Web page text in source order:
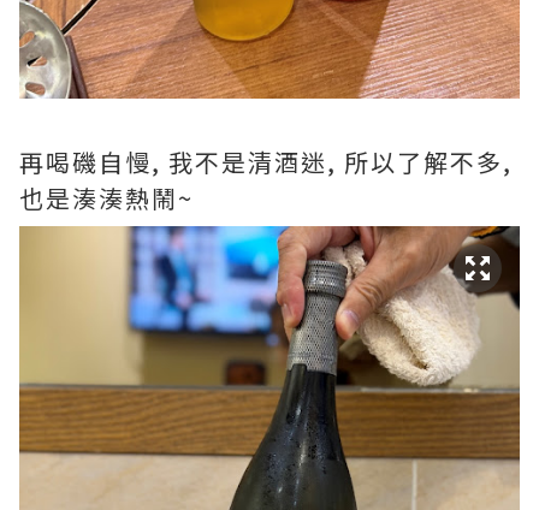
再喝磯自慢, 我不是清酒迷, 所以了解不多,
也是湊湊熱鬧~